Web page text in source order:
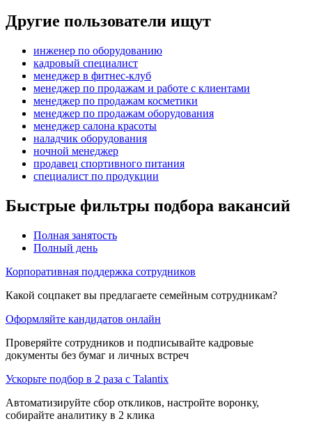
Другие пользователи ищут
инженер по оборудованию
кадровый специалист
менеджер в фитнес-клуб
менеджер по продажам и работе с клиентами
менеджер по продажам косметики
менеджер по продажам оборудования
менеджер салона красоты
наладчик оборудования
ночной менеджер
продавец спортивного питания
специалист по продукции
Быстрые фильтры подбора вакансий
Полная занятость
Полный день
Корпоративная поддержка сотрудников
Какой соцпакет вы предлагаете семейным сотрудникам?
Оформляйте кандидатов онлайн
Проверяйте сотрудников и подписывайте кадровые
документы без бумаг и личных встреч
Ускорьте подбор в 2 раза с Talantix
Автоматизируйте сбор откликов, настройте воронку,
собирайте аналитику в 2 клика